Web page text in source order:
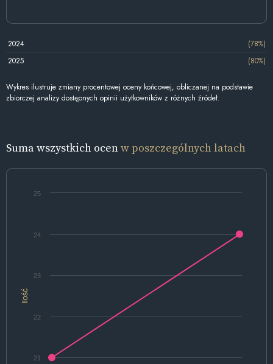
2024
(78%)
2025
(80%)
Wykres ilustruje zmiany procentowej oceny końcowej, obliczanej na podstawie
zbiorczej analizy dostępnych opinii użytkowników z różnych źródeł.
Suma wszystkich ocenw poszczególnych latach
Ilość
21
22
23
24
25